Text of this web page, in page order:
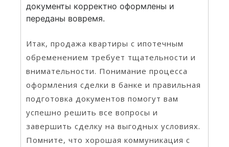
документы корректно оформлены и
переданы вовремя.
Итак, продажа квартиры с ипотечным
обременением требует тщательности и
внимательности. Понимание процесса
оформления сделки в банке и правильная
подготовка документов помогут вам
успешно решить все вопросы и
завершить сделку на выгодных условиях.
Помните, что хорошая коммуникация с